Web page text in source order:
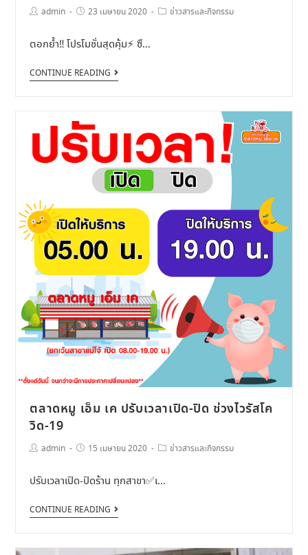
admin 23 เมษายน 2020 ข่าวสารและกิจกรรม
ตอกย้ำ‼️ โปรโมชั่นสุดคุ้ม⚡️ ซื…
CONTINUE READING
ตลาดหมู เอ็ม เค ปรับเวลาเปิด-ปิด ช่วงไวรัสโค
วิด-19
admin 15 เมษายน 2020 ข่าวสารและกิจกรรม
ปรับเวลาเปิด-ปิดร้าน ทุกสาขา✅เ…
CONTINUE READING